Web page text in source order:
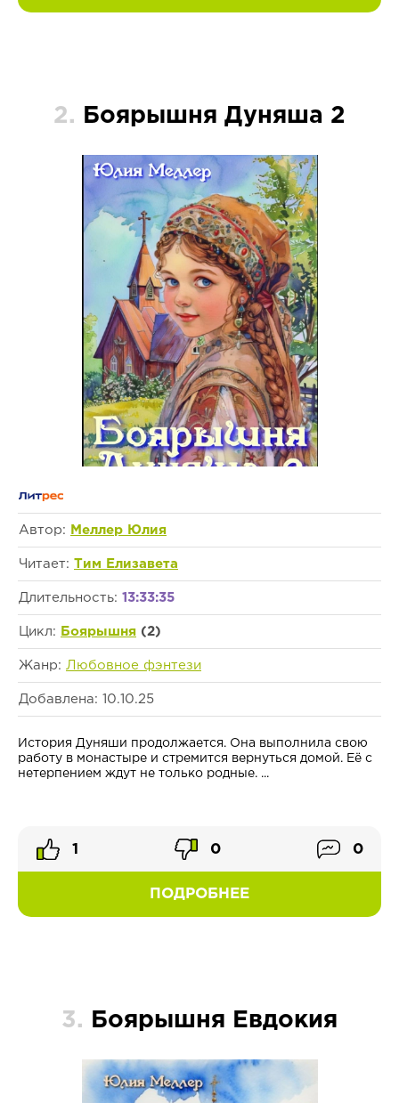
2. Боярышня Дуняша 2
Автор: Меллер Юлия
Читает: Тим Елизавета
Длительность: 13:33:35
Цикл: Боярышня (2)
Жанр: Любовное фэнтези
Добавлена: 10.10.25
История Дуняши продолжается. Она выполнила свою
работу в монастыре и стремится вернуться домой. Её с
нетерпением ждут не только родные. ...
ПОДРОБНЕЕ
1 0 0
3. Боярышня Евдокия